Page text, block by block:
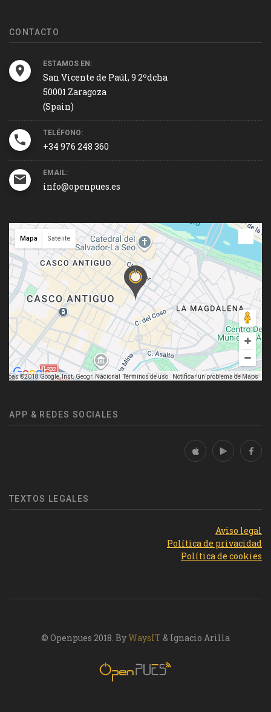
CONTACTO
ESTAMOS EN:
San Vicente de Paúl, 9 2ºdcha
50001 Zaragoza
(Spain)
TELÉFONO:
+34 976 248 360
EMAIL:
info@openpues.es
©2018 Google, Inst. Geogr. NacionalDatos de mapas ©2018 Google, Inst. Geogr. Nacional
Términos de uso Notificar un problema de Maps
Mapa Satélite
APP & REDES SOCIALES
TEXTOS LEGALES
Aviso legal
Política de privacidad
Política de cookies
© Openpues 2018. By WaysIT & Ignacio Arilla